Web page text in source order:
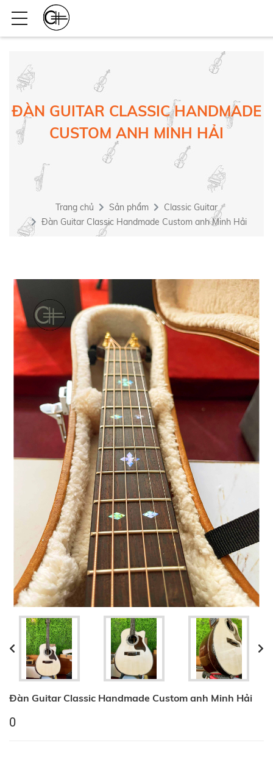
ĐÀN GUITAR CLASSIC HANDMADE
CUSTOM ANH MINH HẢI
Trang chủ Sản phẩm
Classic Guitar
Đàn Guitar Classic Handmade Custom anh Minh Hải
Đàn Guitar Classic Handmade Custom anh Minh Hải
0